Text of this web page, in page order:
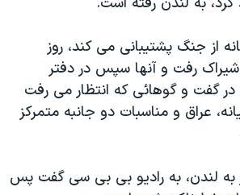
آمریکا ۲۰۲۴
از جنگ پشتيبانی می کند، روز
شيراک رفت و آنها سپس در دفتر
در گفت و گوهائی که انتظار می رفت
عراق و مناسبات دو جانبه متمرکز
لندن، به راديو بی بی سی گفت پس